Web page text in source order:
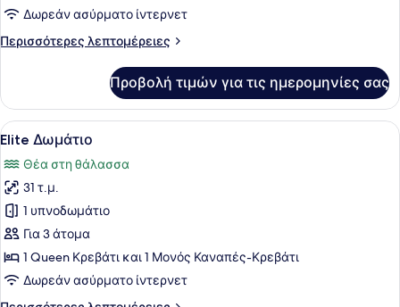
Δωρεάν ασύρματο ίντερνετ
Περισσότερες λεπτομέρειες
Περισσότερες
Δωμάτιο
Προβολή τιμών για τις ημερομηνίες σας
Προβολή
όλων
των
φωτογραφιών
για
Elite
Δωμάτιο
Ένα σύγχρονο υπνοδωμάτιο με
9
Elite Δωμάτιο
Θέα στη θάλασσα
31 τ.μ.
1 υπνοδωμάτιο
Για 3 άτομα
1 Queen Κρεβάτι και 1 Μονός Καναπές-Κρεβάτι
Δωρεάν ασύρματο ίντερνετ